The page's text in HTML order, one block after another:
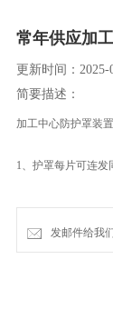
常年供应加
更新时间：2025-
简要描述：
加工中心防护罩装
1、护罩每片可连发
2、采用装置之护罩
3、加工中心防护罩
发邮件给我